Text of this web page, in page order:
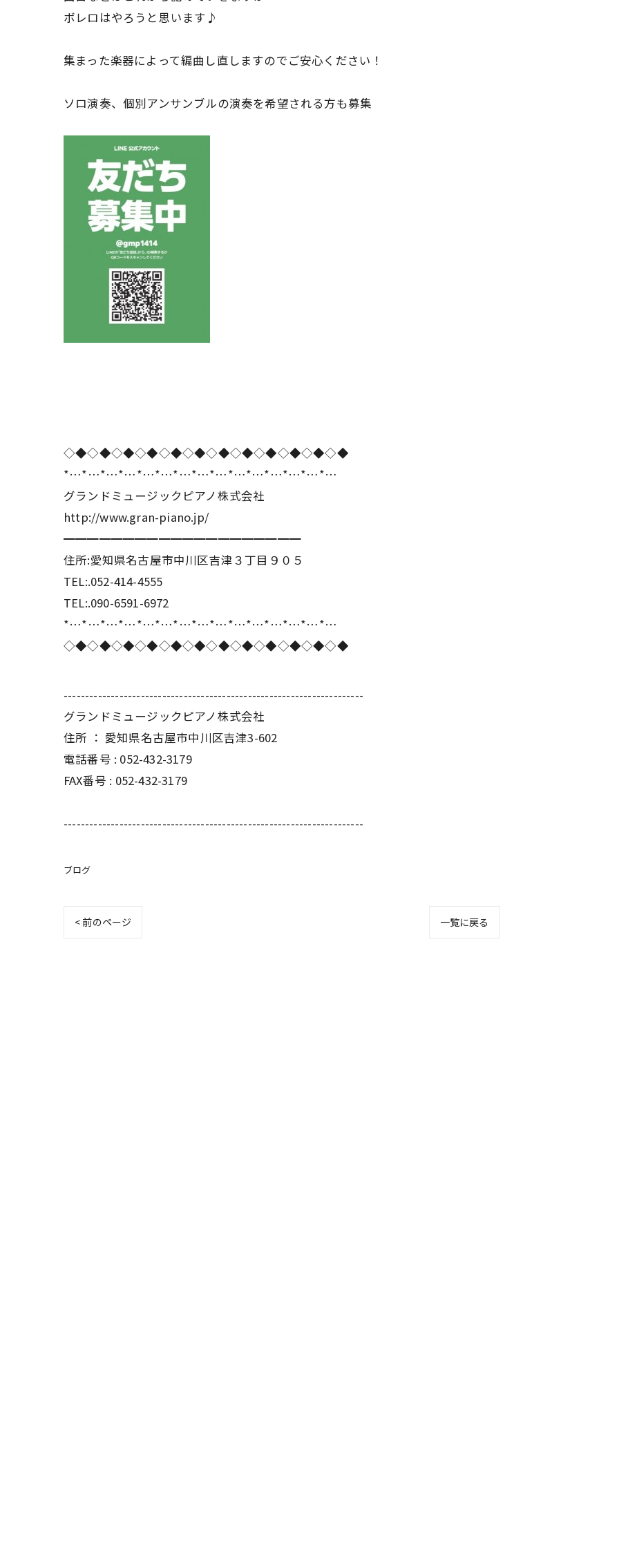
ボレロはやろうと思います♪
集まった楽器によって編曲し直しますのでご安心ください！
ソロ演奏、個別アンサンブルの演奏を希望される方も募集
◇◆◇◆◇◆◇◆◇◆◇◆◇◆◇◆◇◆◇◆◇◆◇◆
*…*…*…*…*…*…*…*…*…*…*…*…*…*…*…
グランドミュージックピアノ株式会社
http://www.gran-piano.jp/
━━━━━━━━━━━━━━━━━━━━
住所:愛知県名古屋市中川区吉津３丁目９０５
TEL:.052-414-4555
TEL:.090-6591-6972
*…*…*…*…*…*…*…*…*…*…*…*…*…*…*…
◇◆◇◆◇◆◇◆◇◆◇◆◇◆◇◆◇◆◇◆◇◆◇◆
----------------------------------------------------------------------
グランドミュージックピアノ株式会社
住所 ： 愛知県名古屋市中川区吉津3-602
電話番号 : 052-432-3179
FAX番号 : 052-432-3179
----------------------------------------------------------------------
ブログ
< 前のページ 一覧に戻る